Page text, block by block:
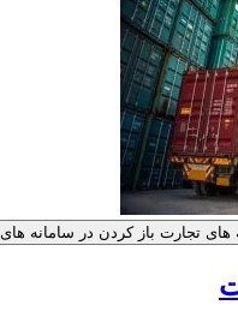
های تجارت باز کردن در سامانه